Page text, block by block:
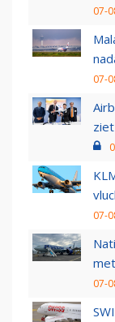
07-
07-
07-
07-